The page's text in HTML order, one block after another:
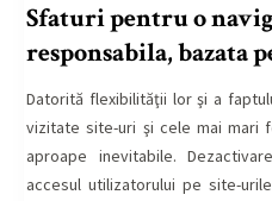
Sfaturi pentru o
responsabila, bazata
Datorită flexibilităţii lor şi a
vizitate site-uri şi cele mai mari
aproape inevitabile.
accesul utilizatorului pe site-